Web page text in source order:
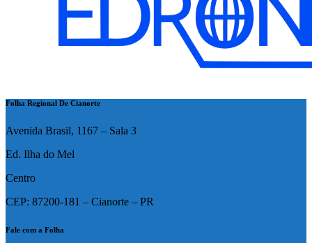
Folha Regional De Cianorte
Avenida Brasil, 1167 – Sala 3
Ed. Ilha do Mel
Centro
CEP: 87200-181 – Cianorte – PR
Fale com a Folha